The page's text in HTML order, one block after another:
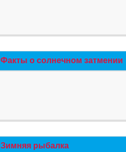
Факты о солнечном затмении
Зимняя рыбалка